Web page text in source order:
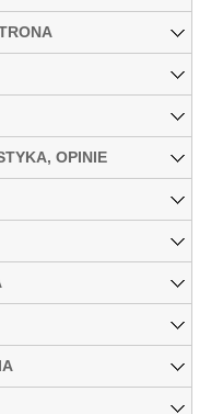
OPINIE